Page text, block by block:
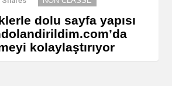
dolu sayfa yapısı
kolaylaştırıyor